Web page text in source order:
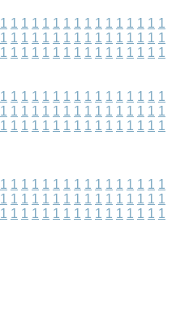
1 1 1 1 1 1 1 1 1 1 1 1 1 1 1 1
1 1 1 1 1 1 1 1 1 1 1 1 1 1 1 1
1 1 1 1 1 1 1 1 1 1 1 1 1 1 1 1
1 1 1 1 1 1 1 1 1 1 1 1 1 1 1 1
1 1 1 1 1 1 1 1 1 1 1 1 1 1 1 1
1 1 1 1 1 1 1 1 1 1 1 1 1 1 1 1
1 1 1 1 1 1 1 1 1 1 1 1 1 1 1 1
1 1 1 1 1 1 1 1 1 1 1 1 1 1 1 1
1 1 1 1 1 1 1 1 1 1 1 1 1 1 1 1